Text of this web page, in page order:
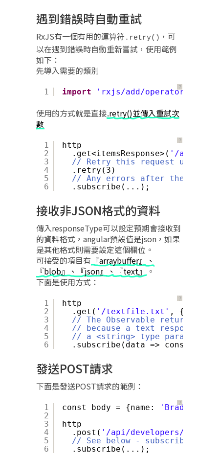
遇到錯誤時自動重試
RxJS有一個有用的運算符 .retry() ，可
以在遇到錯誤時自動重新嘗試，使用範例
如下：
先導入需要的類別
？
1 import 'rxjs/add/operator/retry'
使用的方式就是直接.retry()並傳入重試次
數
？
1
2
3
4
5
6
http
.get<itemsResponse>( '/api/
// Retry this request up to 3
.retry(3)
// Any errors after the 3rd
.subscribe(...);
接收非JSON格式的資料
傳入responseType可以設定預期會接收到
的資料格式，angular預設值是json，如果
是其他格式則需要設定這個欄位。
可接受的項目有 『arraybuffer』、
『blob』、『json』、『text』
。
下面是使用方式：
？
1
2
3
4
5
6
http
.get( '/textfile.txt' ,
// The Observable returned
// because a text response
// a <string> type parameter
.subscribe(data =>
發送POST請求
下面是發送POST請求的範例：
？
1
2
3
4
5
6
const body = {name: 'Brad'
http
.post( '/api/developers/add'
// See below - subscribe() is
.subscribe(...);